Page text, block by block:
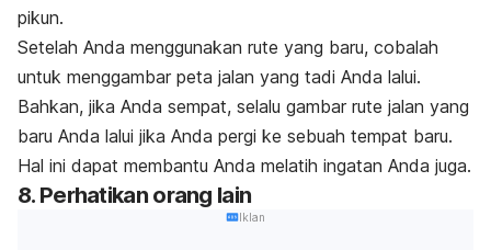
pikun.
Setelah Anda menggunakan rute yang baru, cobalah
untuk menggambar peta jalan yang tadi Anda lalui.
Bahkan, jika Anda sempat, selalu gambar rute jalan yang
baru Anda lalui jika Anda pergi ke sebuah tempat baru.
Hal ini dapat membantu Anda melatih ingatan Anda juga.
8. Perhatikan orang lain
Iklan